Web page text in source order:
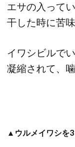
エサの​入って
干した​時に​苦
イワシビルで​
凝縮されて、​
▲ウルメイワシを​3